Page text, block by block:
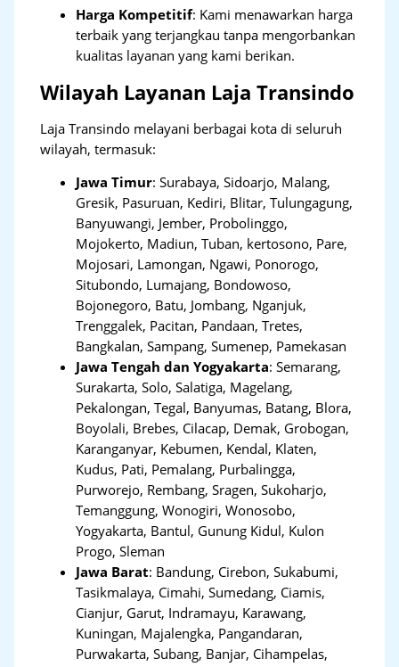
Harga Kompetitif: Kami menawarkan harga
terbaik yang terjangkau tanpa mengorbankan
kualitas layanan yang kami berikan.
Wilayah Layanan Laja Transindo
Laja Transindo melayani berbagai kota di seluruh
wilayah, termasuk:
Jawa Timur:Surabaya, Sidoarjo, Malang,
Gresik, Pasuruan, Kediri, Blitar, Tulungagung,
Banyuwangi, Jember, Probolinggo,
Mojokerto, Madiun, Tuban, kertosono, Pare,
Mojosari, Lamongan, Ngawi, Ponorogo,
Situbondo, Lumajang, Bondowoso,
Bojonegoro, Batu, Jombang, Nganjuk,
Trenggalek, Pacitan, Pandaan, Tretes,
Bangkalan, Sampang, Sumenep, Pamekasan
Jawa Tengah dan Yogyakarta:Semarang,
Surakarta, Solo, Salatiga, Magelang,
Pekalongan, Tegal, Banyumas, Batang, Blora,
Boyolali, Brebes, Cilacap, Demak, Grobogan,
Karanganyar, Kebumen, Kendal, Klaten,
Kudus, Pati, Pemalang, Purbalingga,
Purworejo, Rembang, Sragen, Sukoharjo,
Temanggung, Wonogiri, Wonosobo,
Yogyakarta, Bantul, Gunung Kidul, Kulon
Progo, Sleman
Jawa Barat: Bandung, Cirebon, Sukabumi,
Tasikmalaya, Cimahi, Sumedang, Ciamis,
Cianjur, Garut, Indramayu, Karawang,
Kuningan, Majalengka, Pangandaran,
Purwakarta, Subang, Banjar, Cihampelas,